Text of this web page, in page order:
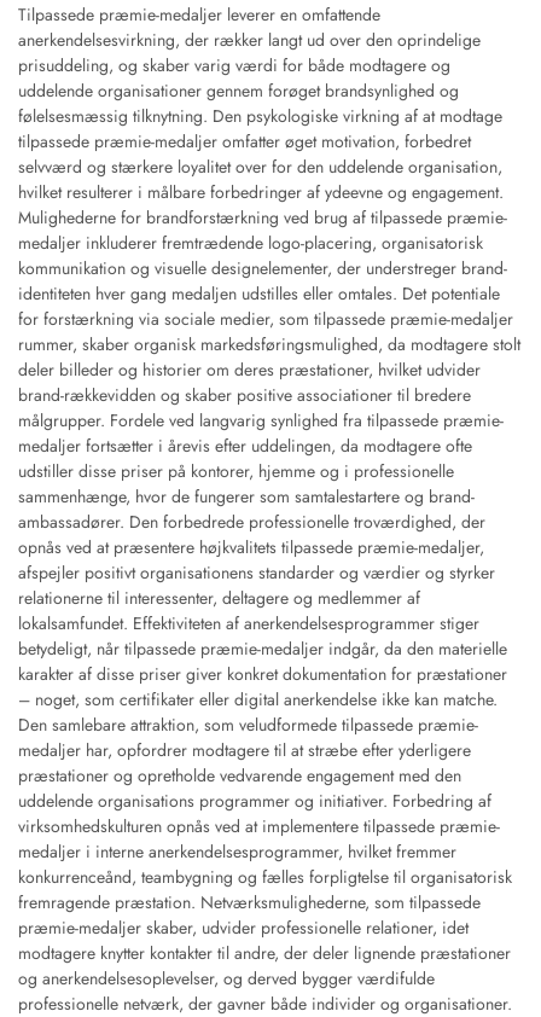
Tilpassede præmie-medaljer leverer en omfattende
anerkendelsesvirkning, der rækker langt ud over den oprindelige
prisuddeling, og skaber varig værdi for både modtagere og
uddelende organisationer gennem forøget brandsynlighed og
følelsesmæssig tilknytning. Den psykologiske virkning af at modtage
tilpassede præmie-medaljer omfatter øget motivation, forbedret
selvværd og stærkere loyalitet over for den uddelende organisation,
hvilket resulterer i målbare forbedringer af ydeevne og engagement.
Mulighederne for brandforstærkning ved brug af tilpassede præmie-
medaljer inkluderer fremtrædende logo-placering, organisatorisk
kommunikation og visuelle designelementer, der understreger brand-
identiteten hver gang medaljen udstilles eller omtales. Det potentiale
for forstærkning via sociale medier, som tilpassede præmie-medaljer
rummer, skaber organisk markedsføringsmulighed, da modtagere stolt
deler billeder og historier om deres præstationer, hvilket udvider
brand-rækkevidden og skaber positive associationer til bredere
målgrupper. Fordele ved langvarig synlighed fra tilpassede præmie-
medaljer fortsætter i årevis efter uddelingen, da modtagere ofte
udstiller disse priser på kontorer, hjemme og i professionelle
sammenhænge, hvor de fungerer som samtalestartere og brand-
ambassadører. Den forbedrede professionelle troværdighed, der
opnås ved at præsentere højkvalitets tilpassede præmie-medaljer,
afspejler positivt organisationens standarder og værdier og styrker
relationerne til interessenter, deltagere og medlemmer af
lokalsamfundet. Effektiviteten af anerkendelsesprogrammer stiger
betydeligt, når tilpassede præmie-medaljer indgår, da den materielle
karakter af disse priser giver konkret dokumentation for præstationer
– noget, som certifikater eller digital anerkendelse ikke kan matche.
Den samlebare attraktion, som veludformede tilpassede præmie-
medaljer har, opfordrer modtagere til at stræbe efter yderligere
præstationer og opretholde vedvarende engagement med den
uddelende organisations programmer og initiativer. Forbedring af
virksomhedskulturen opnås ved at implementere tilpassede præmie-
medaljer i interne anerkendelsesprogrammer, hvilket fremmer
konkurrenceånd, teambygning og fælles forpligtelse til organisatorisk
fremragende præstation. Netværksmulighederne, som tilpassede
præmie-medaljer skaber, udvider professionelle relationer, idet
modtagere knytter kontakter til andre, der deler lignende præstationer
og anerkendelsesoplevelser, og derved bygger værdifulde
professionelle netværk, der gavner både individer og organisationer.